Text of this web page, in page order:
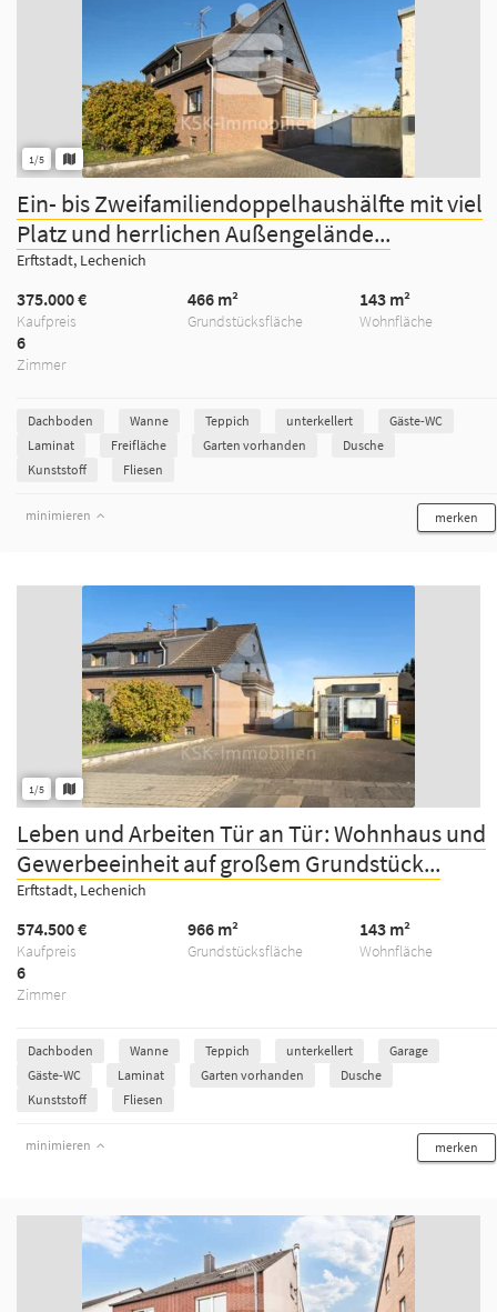
1/5
Ein- bis Zweifamiliendoppelhaushälfte mit viel
Platz und herrlichen Außengelände...
Erftstadt, Lechenich
Kaufpreis
375.000 €
Grundstücksfläche
466 m²
Wohnfläche
143 m²
Zimmer
6
Dachboden Wanne Teppich unterkellert
Gäste-WC
Laminat
Freifläche Garten vorhanden
Dusche
Kunststoff
Fliesen
minimieren merken
1/5
Leben und Arbeiten Tür an Tür: Wohnhaus und
Gewerbeeinheit auf großem Grundstück...
Erftstadt, Lechenich
Kaufpreis
574.500 €
Grundstücksfläche
966 m²
Wohnfläche
143 m²
Zimmer
6
Dachboden Wanne Teppich unterkellert
Garage
Gäste-WC
Laminat Garten vorhanden
Dusche
Kunststoff
Fliesen
minimieren merken